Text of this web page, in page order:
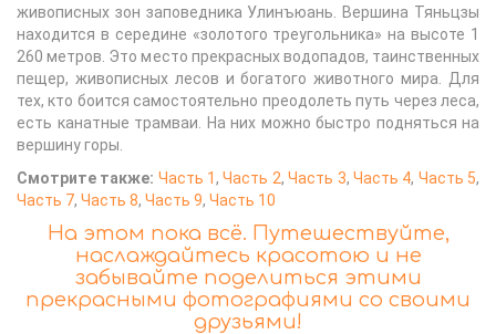
живописных зон заповедника Улинъюань. Вершина Тяньцзы
находится в середине «золотого треугольника» на высоте 1
260 метров. Это место прекрасных водопадов, таинственных
пещер, живописных лесов и богатого животного мира. Для
тех, кто боится самостоятельно преодолеть путь через леса,
есть канатные трамваи. На них можно быстро подняться на
вершину горы.
Смотрите также: Часть 1,Часть 2,Часть 3, Часть 4, Часть 5,
Часть 7, Часть 8, Часть 9, Часть 10
На этом пока всё. Путешествуйте,
наслаждайтесь красотою и не
забывайте поделиться этими
прекрасными фотографиями со своими
друзьями!